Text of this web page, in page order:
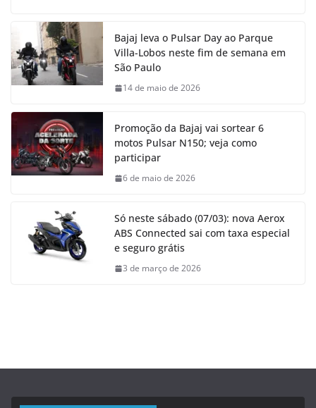
Bajaj leva o Pulsar Day ao Parque
Villa-Lobos neste fim de semana em
São Paulo
14 de maio de 2026
Promoção da Bajaj vai sortear 6
motos Pulsar N150; veja como
participar
6 de maio de 2026
Só neste sábado (07/03): nova Aerox
ABS Connected sai com taxa especial
e seguro grátis
3 de março de 2026